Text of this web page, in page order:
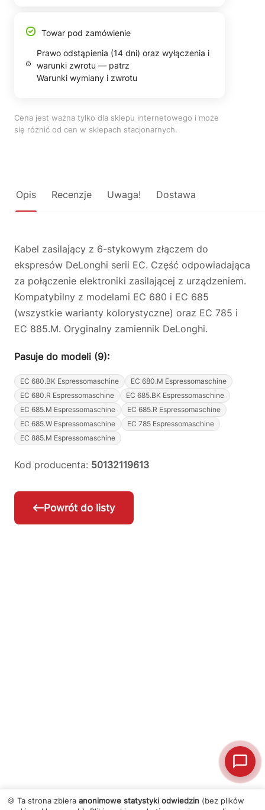
Towar pod zamówienie
Prawo odstąpienia (14 dni) oraz wyłączenia i
warunki zwrotu — patrz
Warunki wymiany i zwrotu
Cena jest ważna tylko dla sklepu internetowego i może
się różnić od cen w sklepach stacjonarnych.
Opis Recenzje Uwaga! Dostawa
Kabel zasilający z 6-stykowym złączem do
ekspresów DeLonghi serii EC. Część odpowiadająca
za połączenie elektroniki zasilającej z urządzeniem.
Kompatybilny z modelami EC 680 i EC 685
(wszystkie warianty kolorystyczne) oraz EC 785 i
EC 885.M. Oryginalny zamiennik DeLonghi.
Pasuje do modeli (9):
EC 680.BK Espressomaschine
EC 680.M Espressomaschine
EC 680.R Espressomaschine
EC 685.BK Espressomaschine
EC 685.M Espressomaschine
EC 685.R Espressomaschine
EC 685.W Espressomaschine
EC 785 Espressomaschine
EC 885.M Espressomaschine
Kod producenta: 50132119613
Powrót do listy
🍪 Ta strona zbiera anonimowe statystyki odwiedzin (bez plików